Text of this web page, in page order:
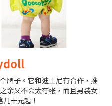
牌子。它和迪士尼有合作，推
余又不会太夸张，而且男装女
十元起！